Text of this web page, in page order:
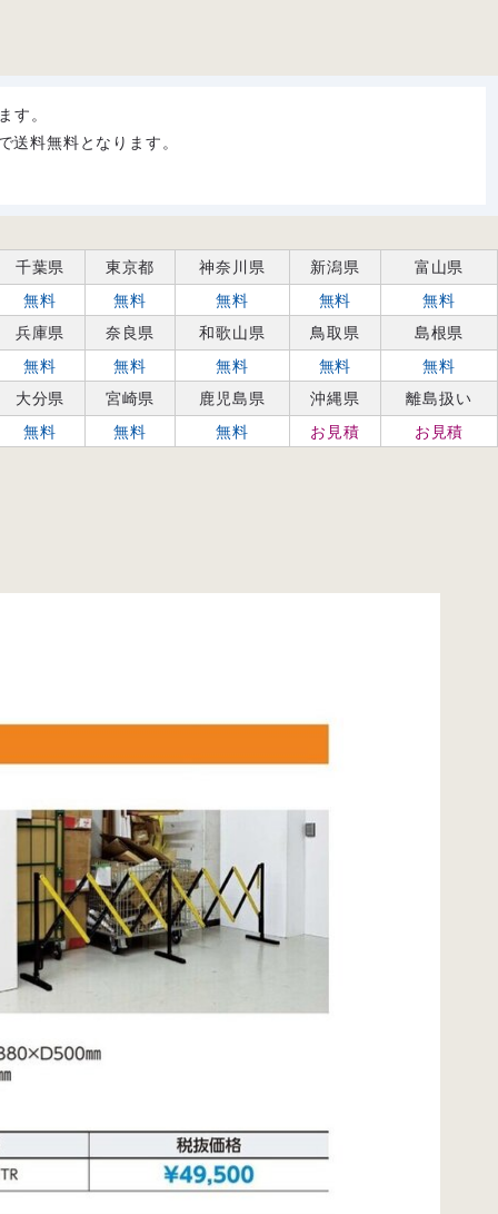
す。
料無料となります。
千葉県 東京都 神奈川県 新潟県
富山県
無料 無料 無料 無料
無料
兵庫県 奈良県 和歌山県 鳥取県
島根県
無料 無料 無料 無料
無料
大分県 宮崎県 鹿児島県 沖縄県
離島扱い
無料 無料 無料 お見積 お見積